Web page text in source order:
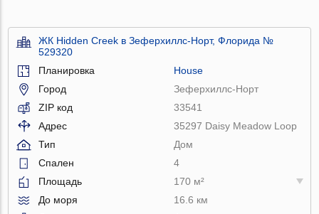
ЖК Hidden Creek в Зеферхиллс-Норт, Флорида №
529320
Планировка
House
Город
Зеферхиллс-Норт
ZIP код
33541
Адрес
35297 Daisy Meadow Loop
Тип
Дом
Спален
4
Площадь
170 м²
До моря
16.6 км